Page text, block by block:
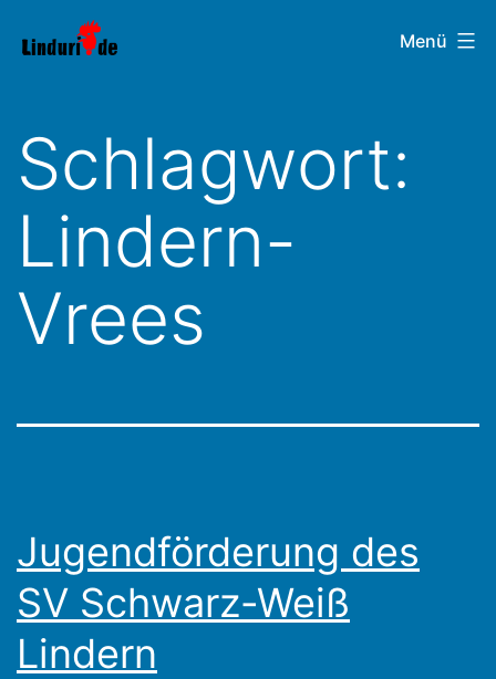
Inhalt
Linduri.de Menü
Schlagwort:
Lindern-
Vrees
Jugendförderung des
SV Schwarz-Weiß
Lindern